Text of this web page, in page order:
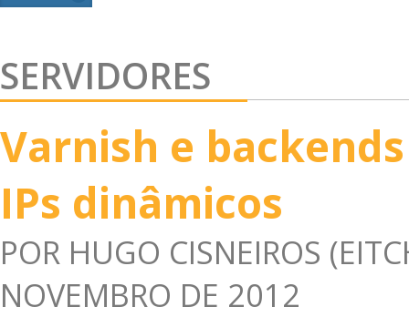
SERVIDORES
Varnish e
IPs dinâmicos
POR HUGO CISNEIROS
NOVEMBRO DE 2012